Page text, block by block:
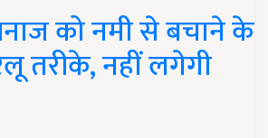
को नमी से बचाने के
तरीके, नहीं लगेगी